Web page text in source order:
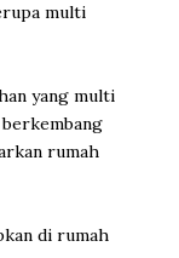
multi
yang multi
rumah
di rumah